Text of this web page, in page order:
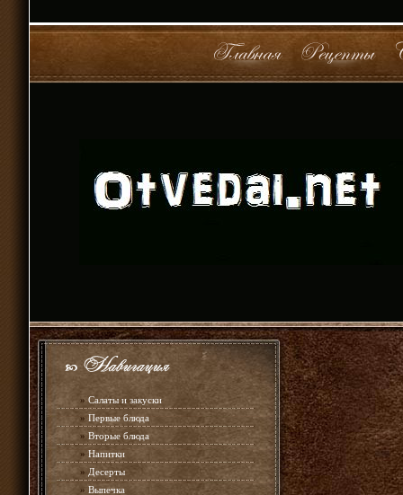
» Салаты и закуски
» Первые блюда
» Вторые блюда
» Напитки
»Десерты
» Выпечка